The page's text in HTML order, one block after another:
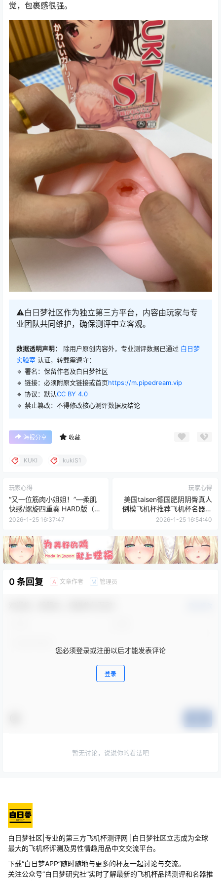
觉，包裹感很强。
⚠️白日梦社区作为独立第三方平台，内容由玩家与专
业团队共同维护，确保测评中立客观。
数据透明声明： 除用户原创内容外，专业测评数据已通过 白日梦
实验室 认证，转载需遵守：
🔹 署名：保留作者及白日梦社区
🔹 链接：必须附原文链接或首页https://m.pipedream.vip
🔹 协议：默认CC BY 4.0
🔹 禁止篡改：不得修改核心测评数据及结论
海报分享 收藏
KUKI kukiS1
玩家心得
“又一位筋肉小姐姐！”—柔肌
快感/螺旋四重奏 HARD版（中
高刺激）评测
2026-1-25 16:37:47
玩家心得
美国taisen德国肥阴阴臀真人
倒模飞机杯推荐飞机杯名器测
评
2026-1-25 16:54:40
0 条回复 A 文章作者 M 管理员
您必须登录或注册以后才能发表评论
登录
暂无讨论，说说你的看法吧
白日梦社区|专业的第三方飞机杯测评网 |白日梦社区立志成为全球
最大的飞机杯评测及男性情趣用品中文交流平台。
下载“白日梦APP”随时随地与更多的杯友一起讨论与交流。
关注公众号“白日梦研究社”实时了解最新的飞机杯品牌测评和名器推